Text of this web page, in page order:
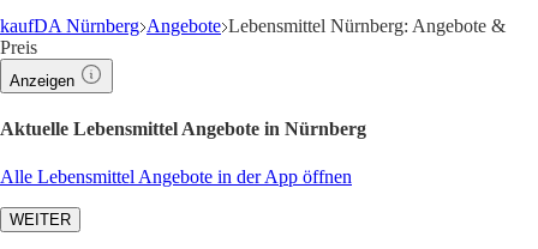
kaufDA Nürnberg Angebote Lebensmittel Nürnberg: Angebote &
Preis
Anzeigen
Aktuelle Lebensmittel Angebote in Nürnberg
Alle Lebensmittel Angebote in der App öffnen
WEITER